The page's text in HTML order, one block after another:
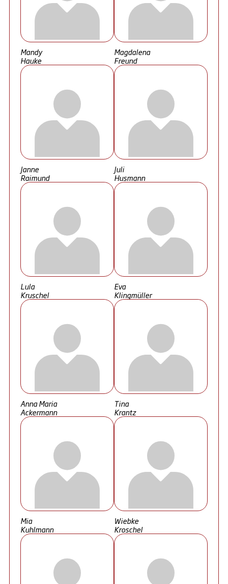
Mandy
Hauke
Magdalena
Freund
Janne
Raimund
Juli
Husmann
Lula
Kruschel
Eva
Klingmüller
Anna Maria
Ackermann
Tina
Krantz
Mia
Kuhlmann
Wiebke
Kroschel